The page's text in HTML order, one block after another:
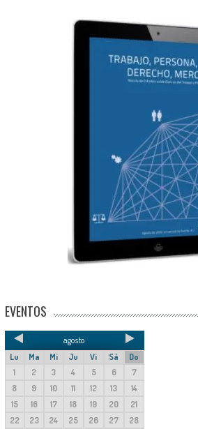
EVENTOS
agosto
Lu Ma Mi Ju Vi Sá
Do
1
2 3 4 5 6
7
8
9 10 11 12 13
14
15
16 17 18 19 20
21
22
23 24 25 26 27
28